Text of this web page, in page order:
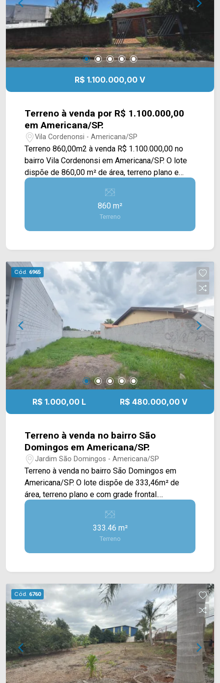
R$ 1.100.000,00 V
Terreno à venda por R$ 1.100.000,00
em Americana/SP.
Vila Cordenonsi - Americana/SP
Terreno 860,00m2 à venda R$ 1.100.000,00 no
bairro Vila Cordenonsi em Americana/SP. O lote
dispõe de 860,00 m² de área, terreno plano e
com 20,00 m2 de frente, possui uma pequena
construção de 127,00m2. São 02 lotes com
matrícula individualizadas, documentação regular,
com grande movimentação, próximo à postos de
agendar uma visita, entre em contato conosco:
Telefone e Whatsapp Arbix: (19) 3475-4546
ARBIX IMÓVEIS - Presente em cada mudança!
860 m²
Terreno
Cód. 6965
R$ 1.000,00 L R$ 480.000,00 V
Terreno à venda no bairro São
Domingos em Americana/SP.
Jardim São Domingos - Americana/SP
Terreno à venda no bairro São Domingos em
Americana/SP. O lote dispõe de 333,46m² de
área, terreno plano e com grade frontal.
Localizado em uma região privilegiada com
grande movimentação, próximo à postos de
combustíveis, pontos de ônibus, restaurantes,
bares e comércio em geral. Para saber mais
sobre o imóvel ou para agendar uma visita, entre
cada mudança!
333.46 m²
Terreno
Cód. 6760